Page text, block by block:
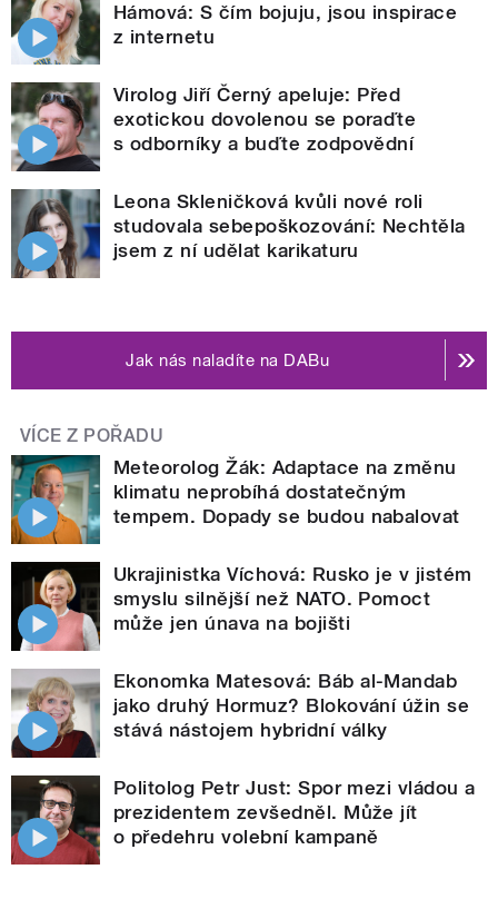
Hámová: S čím bojuju, jsou inspirace
z internetu
Virolog Jiří Černý apeluje: Před
exotickou dovolenou se poraďte
s odborníky a buďte zodpovědní
Leona Skleničková kvůli nové roli
studovala sebepoškozování: Nechtěla
jsem z ní udělat karikaturu
Jak nás naladíte na DABu
VÍCE Z POŘADU
Meteorolog Žák: Adaptace na změnu
klimatu neprobíhá dostatečným
tempem. Dopady se budou nabalovat
Ukrajinistka Víchová: Rusko je v jistém
smyslu silnější než NATO. Pomoct
může jen únava na bojišti
Ekonomka Matesová: Báb al-Mandab
jako druhý Hormuz? Blokování úžin se
stává nástojem hybridní války
Politolog Petr Just: Spor mezi vládou a
prezidentem zevšedněl. Může jít
o předehru volební kampaně